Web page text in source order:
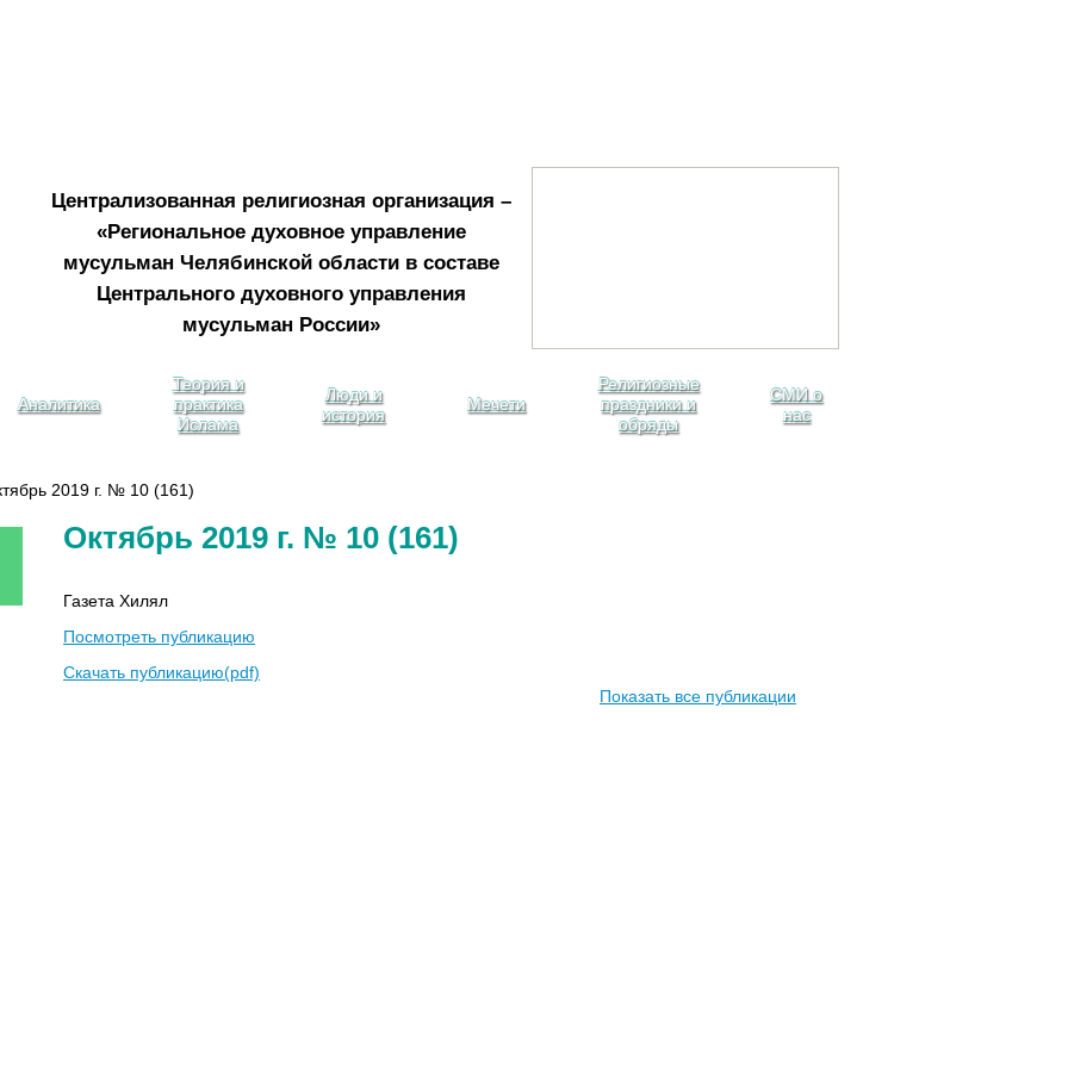
Централизованная религиозная организация –
«Региональное духовное управление
мусульман Челябинской области в составе
Центрального духовного управления
мусульман России»
Аналитика
Теория и
практика
Ислама
Люди и
история
Мечети
Религиозные
праздники и
обряды
СМИ о
нас
2019 г. № 10 (161)
Октябрь 2019 г. № 10 (161)
Газета Хилял
Посмотреть публикацию
Скачать публикацию(pdf)
Показать все публикации